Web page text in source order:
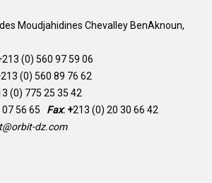
Moudjahidines Chevalley BenAknoun,
(0) 560 97 59 06
(0) 560 89 76 62
(0) 775 25 35 42
07 56 65 Fax: +213 (0) 20 30 66 42
dz.com